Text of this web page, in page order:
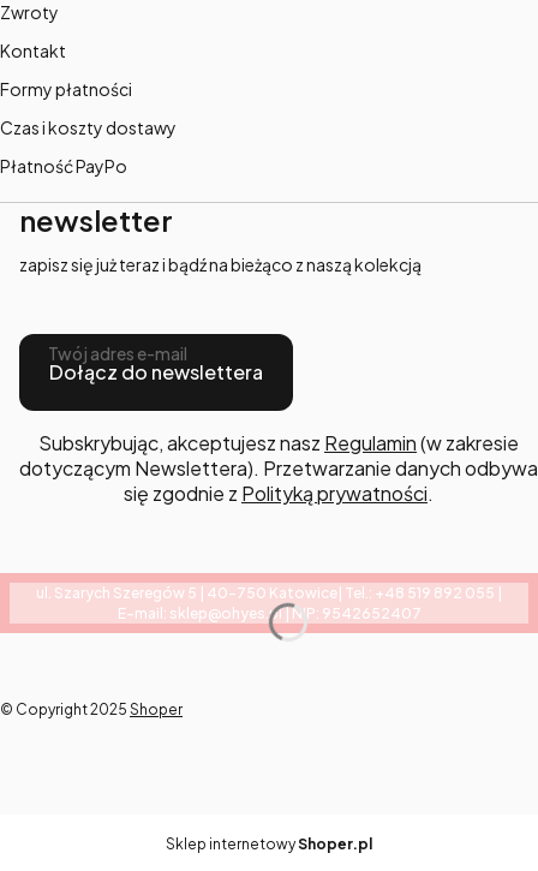
Zwroty
Kontakt
Formy płatności
Czas i koszty dostawy
Płatność PayPo
newsletter
zapisz się już teraz i bądź na bieżąco z naszą kolekcją
Twój adres e-mail
Dołącz do newslettera
Subskrybując, akceptujesz nasz Regulamin(w zakresie
dotyczącym Newslettera). Przetwarzanie danych odbywa
się zgodnie z Polityką prywatności.
ul. Szarych Szeregów 5 | 40-750 Katowice| Tel.: +48 519 892 055 |
E-mail: sklep@ohyes.pl | NIP: 9542652407
© Copyright 2025 Shoper
Sklep internetowyShoper.pl